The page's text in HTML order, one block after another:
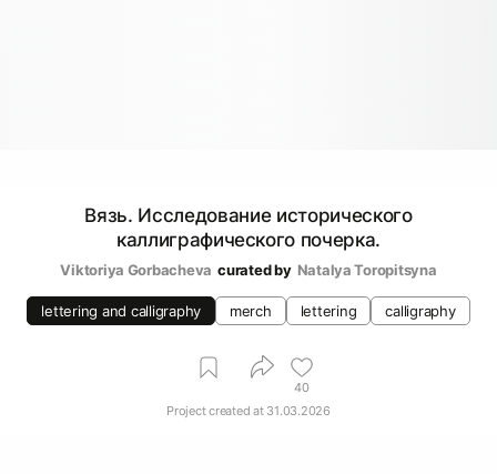
Вязь. Исследование исторического
каллиграфического почерка.
Viktoriya Gorbacheva curated by Natalya Toropitsyna
lettering and calligraphy merch lettering calligraphy
40
Project created at 31.03.2026